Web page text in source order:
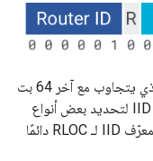
RLOC16 هو جزء من معرّف الواجهة (IID)، الذي يتجاوب مع آخر 64 بت
من عنوان IPv6. يمكن استخدام بعض معرّفات IID لتحديد بعض أنواع
من واجهات Thread. على سبيل المثال، يكون معرّف IID لـ RLOC دائمًا